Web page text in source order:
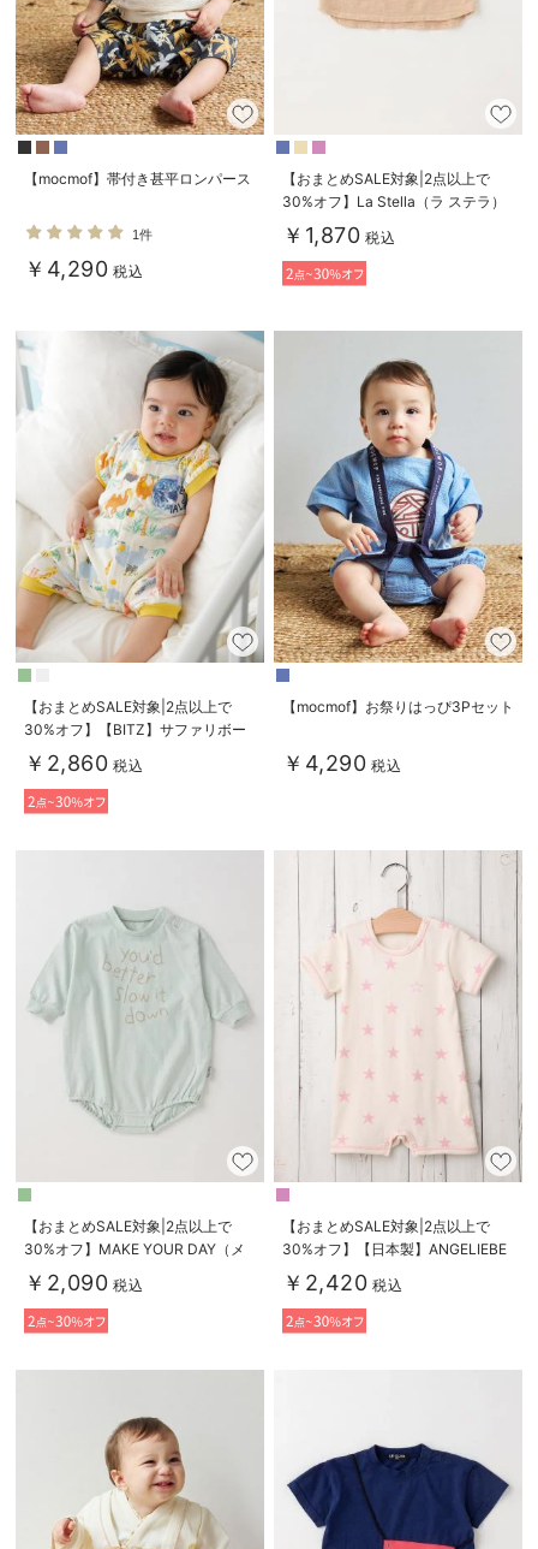
【mocmof】帯付き甚平ロンパース
1件
￥4,290 税込
【おまとめSALE対象|2点以上で
30%オフ】La Stella（ラ ステラ）
オーバーダイポケットTシャツ
￥1,870 税込
【おまとめSALE対象|2点以上で
30%オフ】【BITZ】サファリボー
ダー柄ちびカバーオール
￥2,860 税込
【mocmof】お祭りはっぴ3Pセット
￥4,290 税込
【おまとめSALE対象|2点以上で
30%オフ】MAKE YOUR DAY（メ
イクユアデイ）ステッチ風ロゴプリ
ントロンパース
￥2,090 税込
【おまとめSALE対象|2点以上で
30%オフ】【日本製】ANGELIEBE
オリジナル 無添加コットンロンパ
ース 肌着
￥2,420 税込